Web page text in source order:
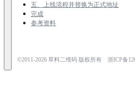
五、上线流程并替换为正式地址
完成
参考资料
©2011-2026草料二维码 版权所有 浙ICP备